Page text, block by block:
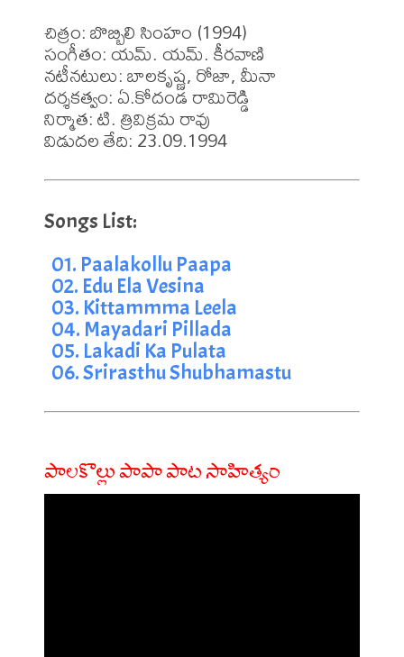
చిత్రం: బొబ్బిలి సింహం (1994)
సంగీతం: యమ్. యమ్. కీరవాణి
నటీనటులు: బాలకృష్ణ, రోజా, మీనా
దర్శకత్వం: ఏ.కోదండ రామిరెడ్డి
నిర్మాత: టి. త్రివిక్రమ రావు
విడుదల తేది: 23.09.1994
01. Paalakollu Paapa
02. Edu Ela Vesina
03. Kittammma Leela
04. Mayadari Pillada
05. Lakadi Ka Pulata
06. Srirasthu Shubhamastu
పాలకొల్లు పాపా పాట సాహిత్యం